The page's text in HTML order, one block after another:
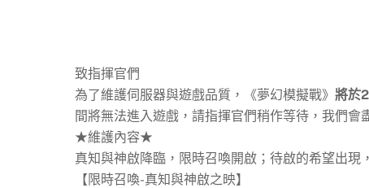
致指揮官們
為了維護伺服器與遊戲品質，《夢幻模擬戰》 將於
間將無法進入遊戲，請指揮官們稍作等待，我們會
★維護內容★
真知與神啟降臨，限時召喚開啟；待啟的希望出現
【限時召喚-真知與神啟之映】